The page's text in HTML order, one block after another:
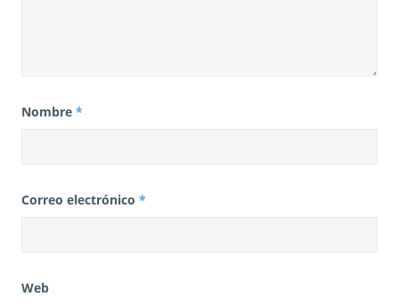
Nombre *
Correo electrónico *
Web